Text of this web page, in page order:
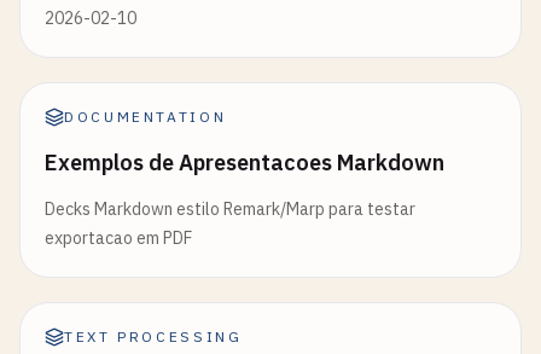
2026-02-10
DOCUMENTATION
Exemplos de Apresentacoes Markdown
Decks Markdown estilo Remark/Marp para testar
exportacao em PDF
TEXT PROCESSING